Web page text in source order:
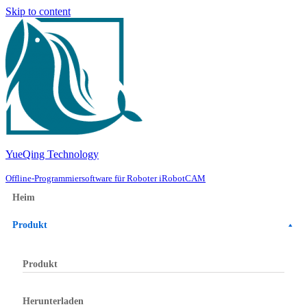
Skip to content
YueQing Technology
Offline-Programmiersoftware für Roboter iRobotCAM
Heim
Produkt
Produkt
Herunterladen